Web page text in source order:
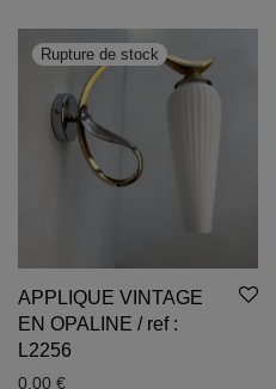
APPLIQUE VINTAGE
EN OPALINE / ref :
L2256
0,00 €